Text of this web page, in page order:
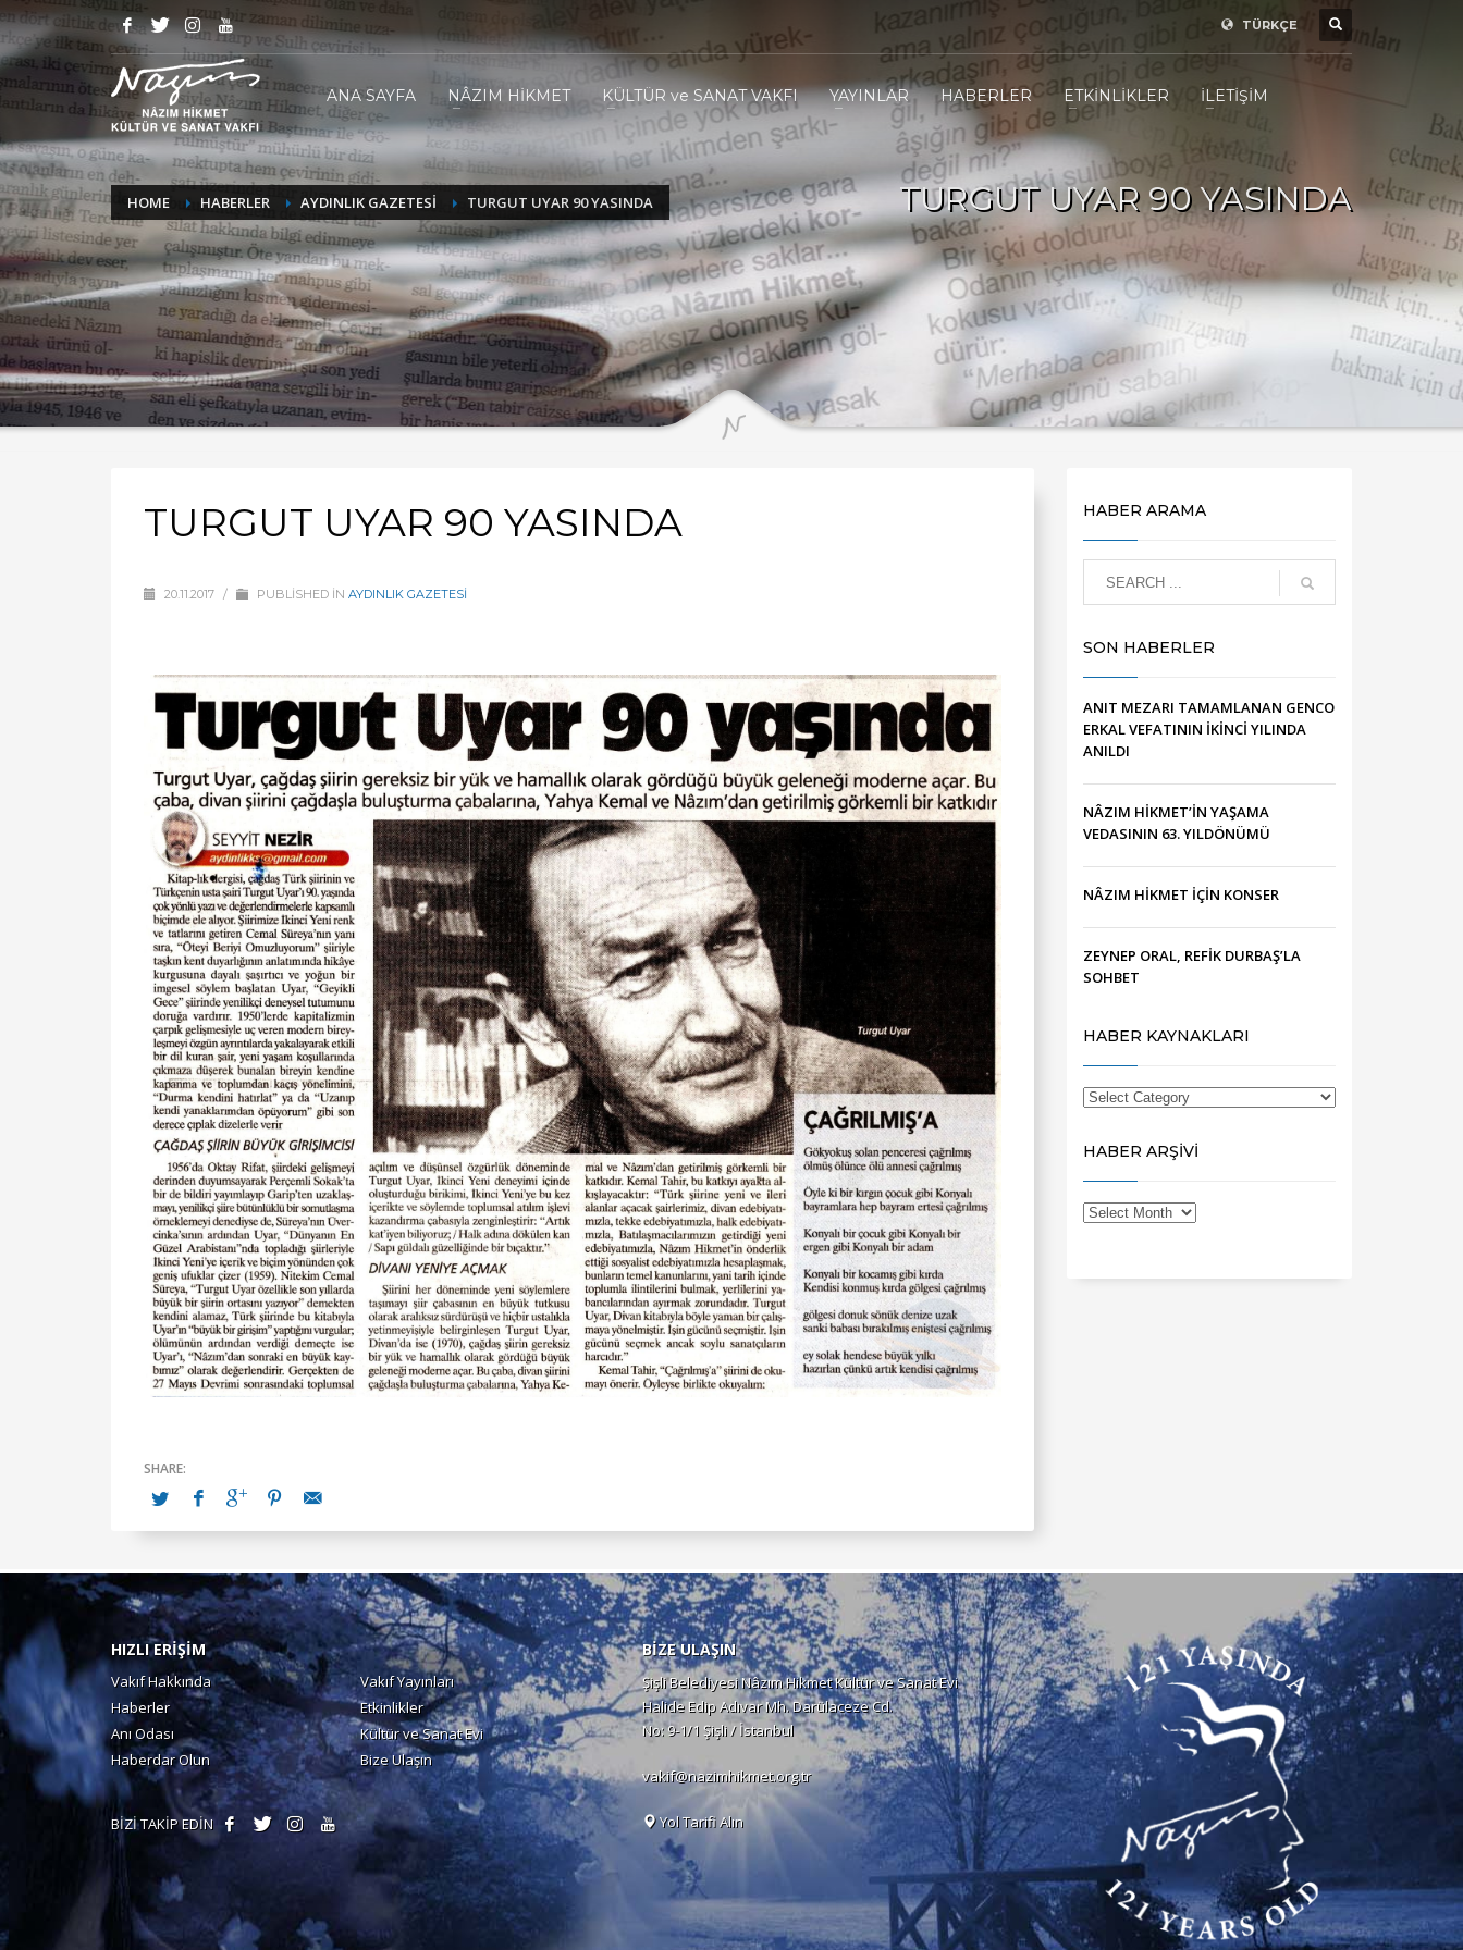
TÜRKÇE
ANA SAYFA NÂZIM HİKMET KÜLTÜR ve SANAT VAKFI YAYINLAR HABERLER ETKİNLİKLER İLETİŞİM
HOME HABERLER AYDINLIK GAZETESİ TURGUT UYAR 90 YASINDA TURGUT UYAR 90 YASINDA
TURGUT UYAR 90 YASINDA
20.11.2017 / PUBLISHED IN AYDINLIK GAZETESİ
HABER ARAMA
SON HABERLER
ANIT MEZARI TAMAMLANAN GENCO
ERKAL VEFATININ İKİNCİ YILINDA
ANILDI
NÂZIM HİKMET’İN YAŞAMA
VEDASININ 63. YILDÖNÜMÜ
NÂZIM HİKMET İÇİN KONSER
ZEYNEP ORAL, REFİK DURBAŞ’LA
SOHBET
HABER KAYNAKLARI
HABER ARŞİVİ
HIZLI ERİŞİM
Vakıf Hakkında
Vakıf Yayınları
Haberler
Etkinlikler
Anı Odası
Kültür ve Sanat Evi
Haberdar Olun
Bize Ulaşın
BİZİ TAKİP EDİN
BİZE ULAŞIN
Şişli Belediyesi Nâzım Hikmet Kültür ve Sanat Evi
Halide Edip Adıvar Mh. Darülaceze Cd.
No: 9-1/1 Şişli / İstanbul
vakif@nazimhikmet.org.tr
Yol Tarifi Alın